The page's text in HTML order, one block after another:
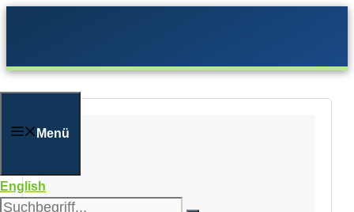
Menü
English